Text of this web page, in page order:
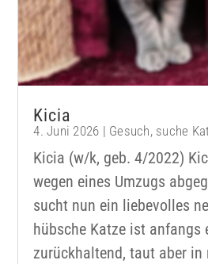
Kicia
4. Juni 2026 | Gesuch, suche
Kicia (w/k, geb. 4/2022)
wegen eines Umzugs
sucht nun ein liebevolles
hübsche Katze ist anfangs
zurückhaltend, taut aber in